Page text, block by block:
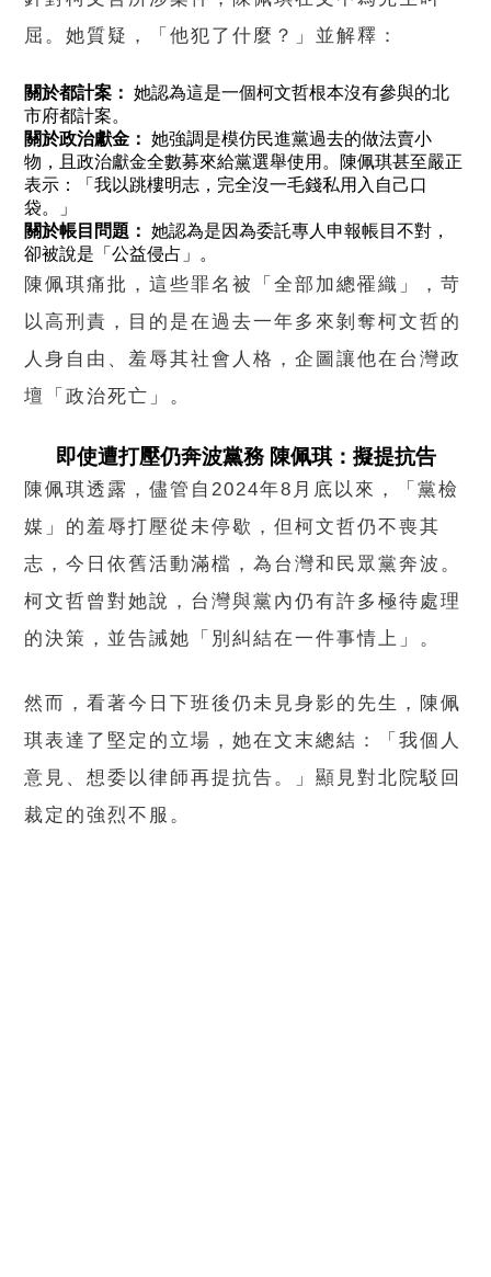
屈。她質疑，「他犯了什麼？」並解釋：
關於都計案： 她認為這是一個柯文哲根本沒有參與的北
市府都計案。
關於政治獻金： 她強調是模仿民進黨過去的做法賣小
物，且政治獻金全數募來給黨選舉使用。陳佩琪甚至嚴正
表示：「我以跳樓明志，完全沒一毛錢私用入自己口
袋。」
關於帳目問題： 她認為是因為委託專人申報帳目不對，
卻被說是「公益侵占」。
陳佩琪痛批，這些罪名被「全部加總罹織」，苛
以高刑責，目的是在過去一年多來剝奪柯文哲的
人身自由、羞辱其社會人格，企圖讓他在台灣政
壇「政治死亡」。
即使遭打壓仍奔波黨務 陳佩琪：擬提抗告
陳佩琪透露，儘管自2024年8月底以來，「黨檢
媒」的羞辱打壓從未停歇，但柯文哲仍不喪其
志，今日依舊活動滿檔，為台灣和民眾黨奔波。
柯文哲曾對她說，台灣與黨內仍有許多極待處理
的決策，並告誡她「別糾結在一件事情上」。
然而，看著今日下班後仍未見身影的先生，陳佩
琪表達了堅定的立場，她在文末總結：「我個人
意見、想委以律師再提抗告。」顯見對北院駁回
裁定的強烈不服。